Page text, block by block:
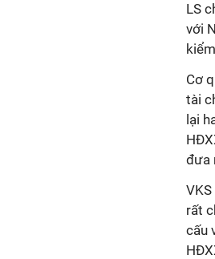
LS
với
Cơ
tài
lại
đưa
rất
cấu